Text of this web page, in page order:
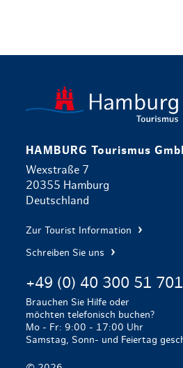
HAMBURG Tourismus
Wexstraße 7
20355 Hamburg
Deutschland
Zur Tourist Information
Schreiben Sie uns
+49 (0) 40 300 51 701
Brauchen Sie Hilfe oder
möchten telefonisch buchen?
Mo - Fr: 9:00 - 17:00 Uhr
Samstag, Sonn- und Feiertag